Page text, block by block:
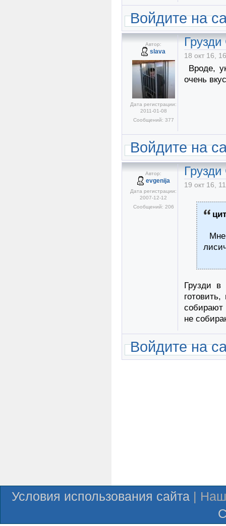
Войдите на
Автор:
slava
Дата регистрации:
2011-01-08
Сообщений: 377
18 окт 16,
Вроде,
очень
Войдите на
Автор:
evgenija
Дата регистрации:
2007-12-12
Сообщений: 206
19 окт 16,
Мне
Грузди в
собирают
не
Войдите на
Условия использования сайта| Наш